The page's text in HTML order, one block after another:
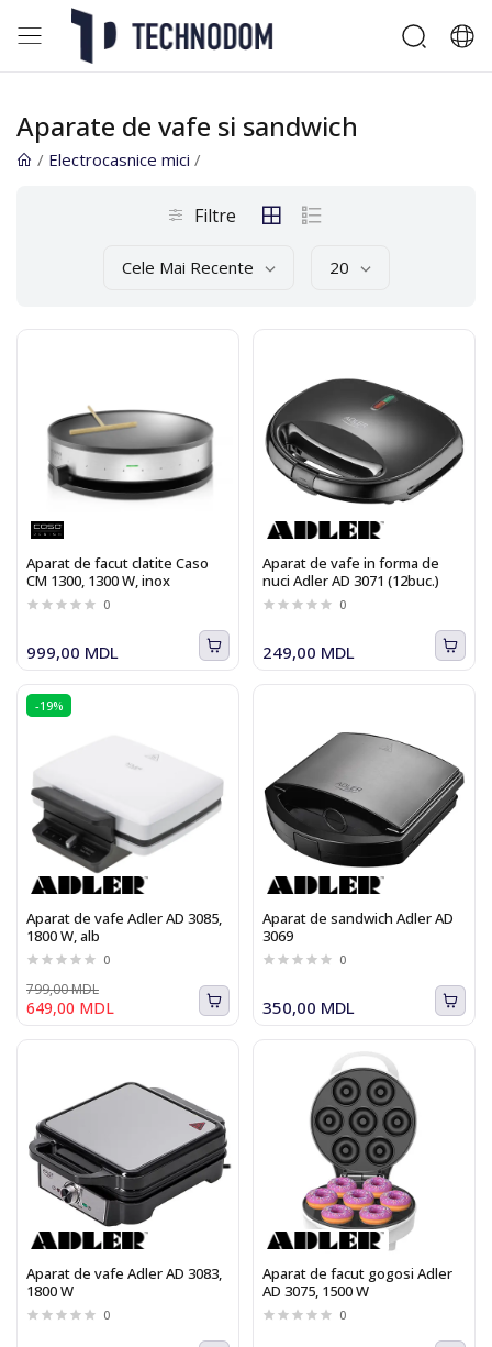
Aparate de vafe si sandwich
/ Electrocasnice mici /
Filtre
Cele Mai Recente 20
Aparat de facut clatite Caso
CM 1300, 1300 W, inox
0
999,00 MDL
Aparat de vafe in forma de
nuci Adler AD 3071 (12buc.)
0
249,00 MDL
-19%
Aparat de vafe Adler AD 3085,
1800 W, alb
0
649,00 MDL
799,00 MDL
Aparat de sandwich Adler AD
3069
0
350,00 MDL
Aparat de vafe Adler AD 3083,
1800 W
0
Aparat de facut gogosi Adler
AD 3075, 1500 W
0